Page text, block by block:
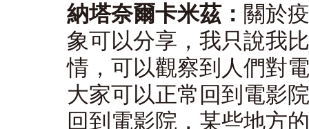
納塔奈爾卡米茲： 關於
象可以分享，我只說我
情，可以觀察到人們對
大家可以正常回到電影
回到電影院，某些地方